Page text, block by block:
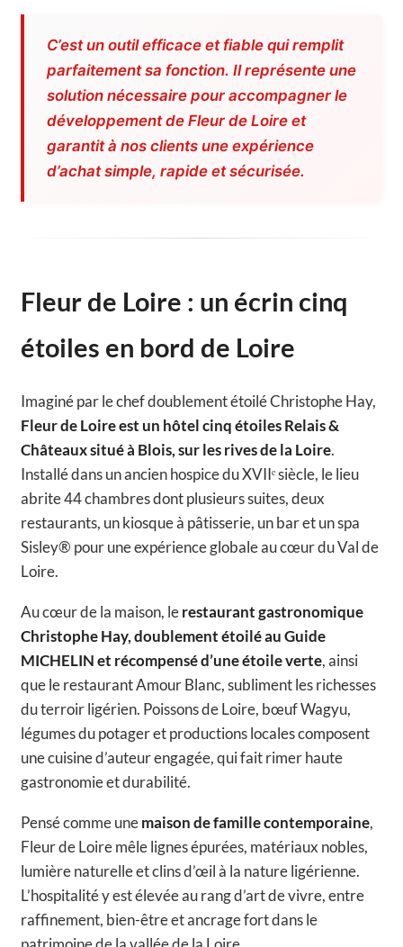
C’est un outil efficace et fiable qui remplit
parfaitement sa fonction. Il représente une
solution nécessaire pour accompagner le
développement de Fleur de Loire et
garantit à nos clients une expérience
d’achat simple, rapide et sécurisée.
Fleur de Loire : un écrin cinq
étoiles en bord de Loire
Imaginé par le chef doublement étoilé Christophe Hay,
Fleur de Loire est un hôtel cinq étoiles Relais &
Châteaux situé à Blois, sur les rives de la Loire.
Installé dans un ancien hospice du XVIIᵉ siècle, le lieu
abrite 44 chambres dont plusieurs suites, deux
restaurants, un kiosque à pâtisserie, un bar et un spa
Sisley® pour une expérience globale au cœur du Val de
Loire.
Au cœur de la maison, lerestaurant gastronomique
Christophe Hay, doublement étoilé au Guide
MICHELIN et récompensé d’une étoile verte, ainsi
que le restaurant Amour Blanc, subliment les richesses
du terroir ligérien. Poissons de Loire, bœuf Wagyu,
légumes du potager et productions locales composent
une cuisine d’auteur engagée, qui fait rimer haute
gastronomie et durabilité.
Pensé comme unemaison de famille contemporaine,
Fleur de Loire mêle lignes épurées, matériaux nobles,
lumière naturelle et clins d’œil à la nature ligérienne.
L’hospitalité y est élevée au rang d’art de vivre, entre
raffinement, bien-être et ancrage fort dans le